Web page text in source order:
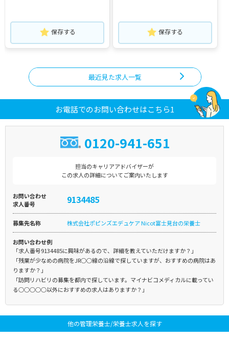
保存する 保存する
最近見た求人一覧
お電話でのお問い合わせはこちら1
0120-941-651
担当のキャリアアドバイザーが
この求人の詳細についてご案内いたします
お問い合わせ
求人番号
9134485
募集先名称 株式会社ポピンズエデュケア Nicot富士見台の栄養士
お問い合わせ例
「求人番号9134485に興味があるので、詳細を教えていただけますか？」
「残業が少なめの病院をJR○○線の沿線で探していますが、おすすめの病院はあ
りますか？」
「訪問リハビリの募集を都内で探しています。マイナビコメディカルに載ってい
る○○○○○以外におすすめの求人はありますか？」
他の管理栄養士/栄養士求人を探す